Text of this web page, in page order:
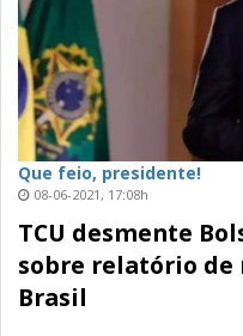
Que feio, presidente!
08-06-2021, 17:08h
TCU desmente
sobre relatório de
Brasil